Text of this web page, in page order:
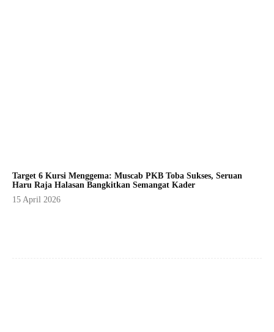
Target 6 Kursi Menggema: Muscab PKB Toba Sukses, Seruan
Haru Raja Halasan Bangkitkan Semangat Kader
15 April 2026